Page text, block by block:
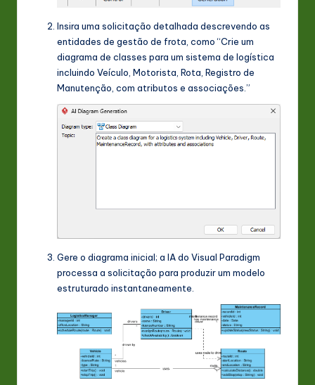
Insira uma solicitação detalhada descrevendo as
entidades de gestão de frota, como “Crie um
diagrama de classes para um sistema de logística
incluindo Veículo, Motorista, Rota, Registro de
Manutenção, com atributos e associações.”
Gere o diagrama inicial; a IA do Visual Paradigm
processa a solicitação para produzir um modelo
estruturado instantaneamente.